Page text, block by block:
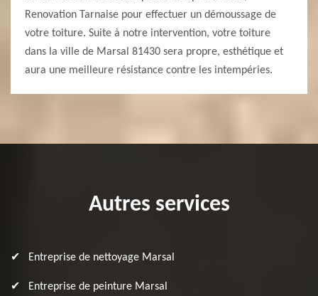
Renovation Tarnaise pour effectuer un démoussage de
votre toiture. Suite à notre intervention, votre toiture
dans la ville de Marsal 81430 sera propre, esthétique et
aura une meilleure résistance contre les intempéries.
Autres services
Entreprise de nettoyage Marsal
Entreprise de peinture Marsal